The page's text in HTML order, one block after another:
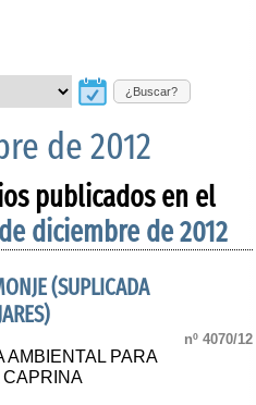
¿Buscar?
de 2012
publicados en el
diciembre de 2012
(SUPLICADA
nº 4070/12
AMBIENTAL PARA
CAPRINA